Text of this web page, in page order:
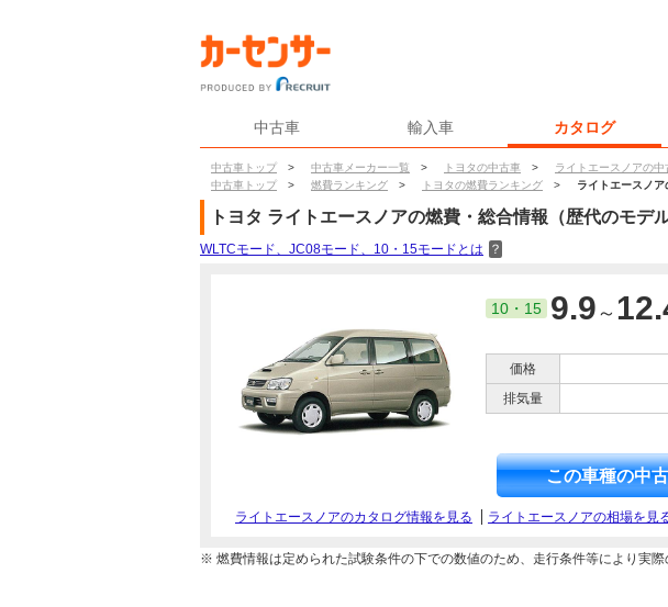
中古車 輸入車 カタログ
中古車トップ > 中古車メーカー一覧 > トヨタの中古車 > ライトエースノアの中
中古車トップ
> 燃費ランキング > トヨタの燃費ランキング > ライトエースノア
トヨタ ライトエースノアの燃費・総合情報（歴代のモデ
WLTCモード、JC08モード、10・15モードとは ？
10・15 9.9 ～
価格
排気量
この車種の中
ライトエースノアのカタログ情報を見る ライトエースノアの相場を見
※ 燃費情報は定められた試験条件の下での数値のため、走行条件等により実際